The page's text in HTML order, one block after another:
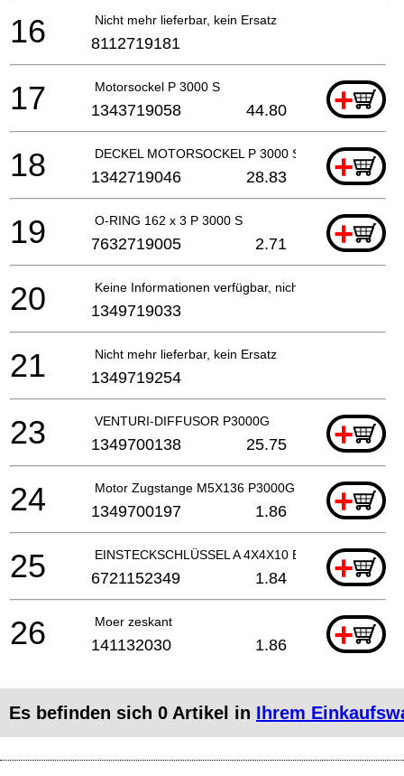
Nicht mehr lieferbar, kein Ersatz
16 8112719181
Motorsockel P 3000 S +
17 1343719058 44.80
DECKEL MOTORSOCKEL P 3000 S +
18 1342719046 28.83
O-RING 162 x 3 P 3000 S +
19 7632719005 2.71
Keine Informationen verfügbar, nicht bestellbar
20 1349719033
Nicht mehr lieferbar, kein Ersatz
21 1349719254
VENTURI-DIFFUSOR P3000G +
23 1349700138 25.75
Motor Zugstange M5X136 P3000G +
24 1349700197 1.86
EINSTECKSCHLÜSSEL A 4X4X10 ET +
25 6721152349 1.84
Moer zeskant +
26 141132030 1.86
Es befinden sich 0 Artikel in Ihrem